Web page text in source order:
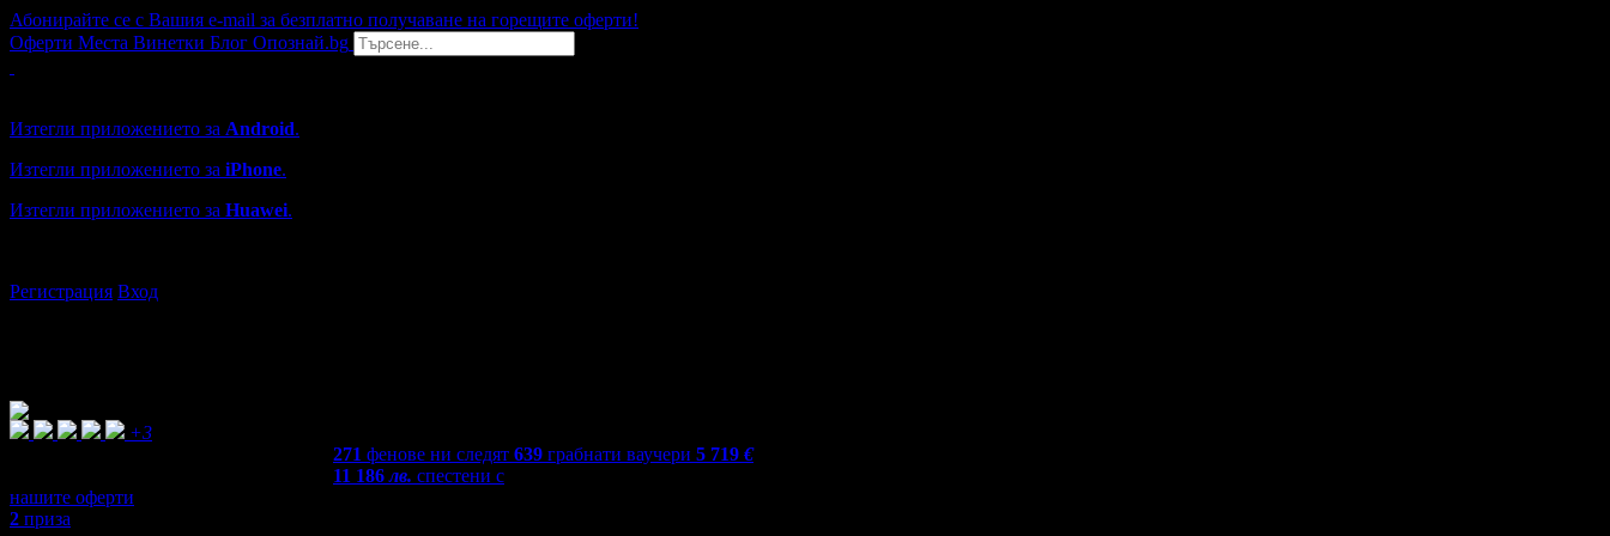
Абонирайте се с Вашия e-mail за безплатно получаване на горещите оферти!
Оферти Места Винетки Блог Опознай.bg
Изтегли приложението за Android.
Изтегли приложението за iPhone.
Изтегли приложението за Huawei.
Регистрация Вход
+3
271 фенове ни следят 639 грабнати ваучери 5 719 €
11 186лв. спестени с
нашите оферти
2 приза